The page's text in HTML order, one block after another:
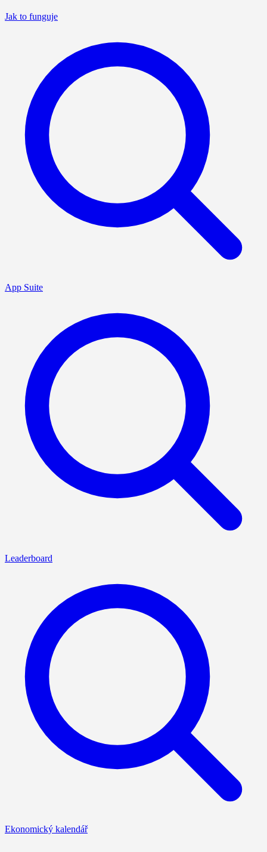
Jak to funguje
App Suite
Leaderboard
Ekonomický kalendář